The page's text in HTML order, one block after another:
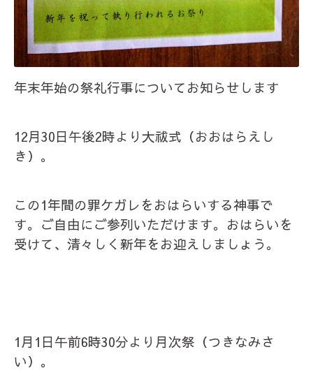
年末年始の祭礼行事についてお知らせします
12月30日午後2時より大祓式（おおはらえし
き）。
この1年間の罪ケガレをおはらいする神事で
す。ご自由にご参列いただけます。おはらいを
受けて、清々しく新年をお迎えしましょう。
1月1日午前6時30分より月次祭（つきなみさ
い）。